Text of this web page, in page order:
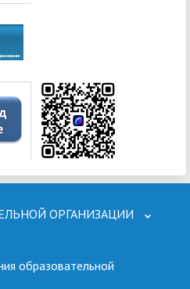
ОРГАНИЗАЦИИ
образовательной